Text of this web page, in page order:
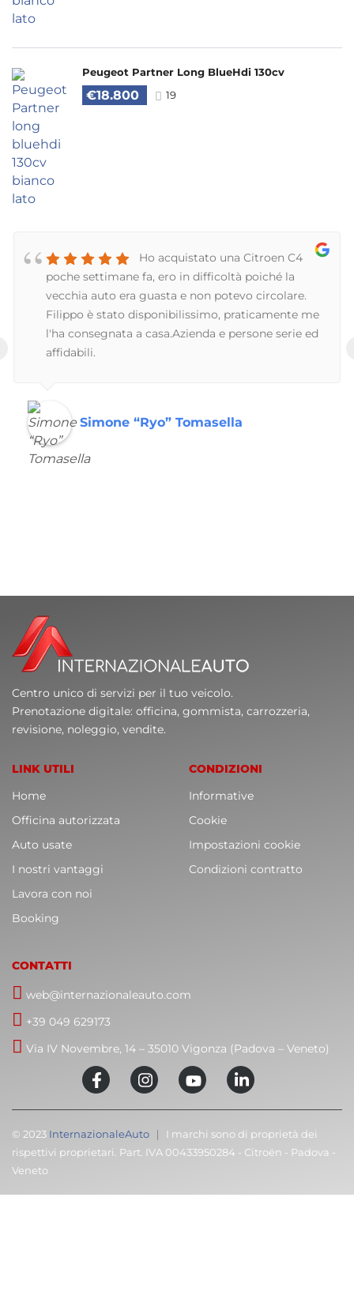
Peugeot Partner Long BlueHdi 130cv
€18.800 19
Ho acquistato una Citroen C4
poche settimane fa, ero in difficoltà poiché la
vecchia auto era guasta e non potevo circolare.
Filippo è stato disponibilissimo, praticamente me
l'ha consegnata a casa.Azienda e persone serie ed
affidabili.
Simone “Ryo” Tomasella
Centro unico di servizi per il tuo veicolo.
Prenotazione digitale: officina, gommista, carrozzeria,
revisione, noleggio, vendite.
LINK UTILI
Home
Officina autorizzata
Auto usate
I nostri vantaggi
Lavora con noi
Booking
CONDIZIONI
Informative
Cookie
Impostazioni cookie
Condizioni contratto
CONTATTI
web@internazionaleauto.com
+39 049 629173
Via IV Novembre, 14 – 35010 Vigonza (Padova – Veneto)
© 2023 InternazionaleAuto
I marchi sono di proprietà dei
rispettivi proprietari. Part. IVA 00433950284 - Citroën - Padova -
Veneto